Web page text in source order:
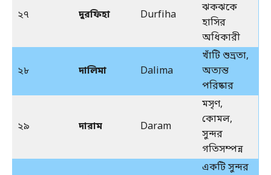
২৭ দুরফিহা Durfiha
ঝকঝকে
হাসির
অধিকারী
২৮ দালিমা Dalima
খাঁটি শুভ্রতা,
অত্যন্ত
পরিষ্কার
২৯ দারাম Daram
মসৃণ,
কোমল,
সুন্দর
গতিসম্পন্ন
একটি সুন্দর